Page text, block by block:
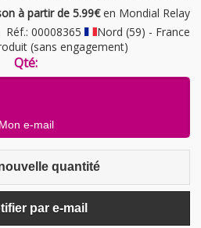
à partir de 5.99€en Mondial Relay
Réf.: 00008365
Nord (59) - France
(sans engagement)
Qté:
quantité
par e-mail